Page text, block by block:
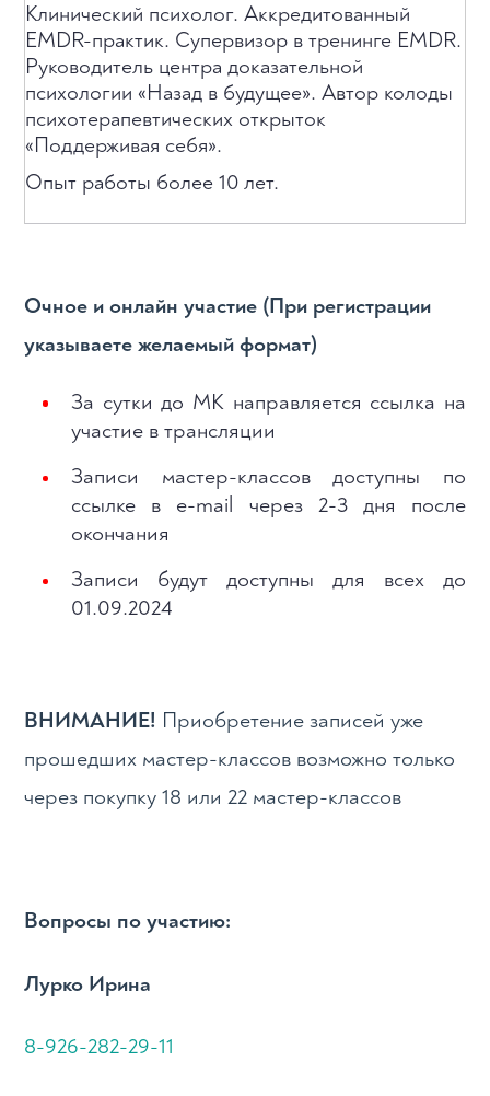
Клинический психолог. Аккредитованный
EMDR-практик. Супервизор в тренинге EMDR.
Руководитель центра доказательной
психологии «Назад в будущее». Автор колоды
психотерапевтических открыток
«Поддерживая себя».
Опыт работы более 10 лет.
Очное и онлайн участие (При регистрации
указываете желаемый формат)
За сутки до МК направляется ссылка на
участие в трансляции
Записи мастер-классов доступны по
ссылке в e-mail через 2-3 дня после
окончания
Записи будут доступны для всех до
01.09.2024
ВНИМАНИЕ! Приобретение записей уже
прошедших мастер-классов возможно только
через покупку 18 или 22 мастер-классов
Вопросы по участию:
Лурко Ирина
8-926-282-29-11